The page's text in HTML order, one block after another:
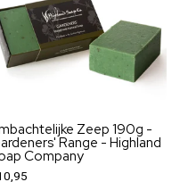
Zeep 190g -
Range - Highland
Company